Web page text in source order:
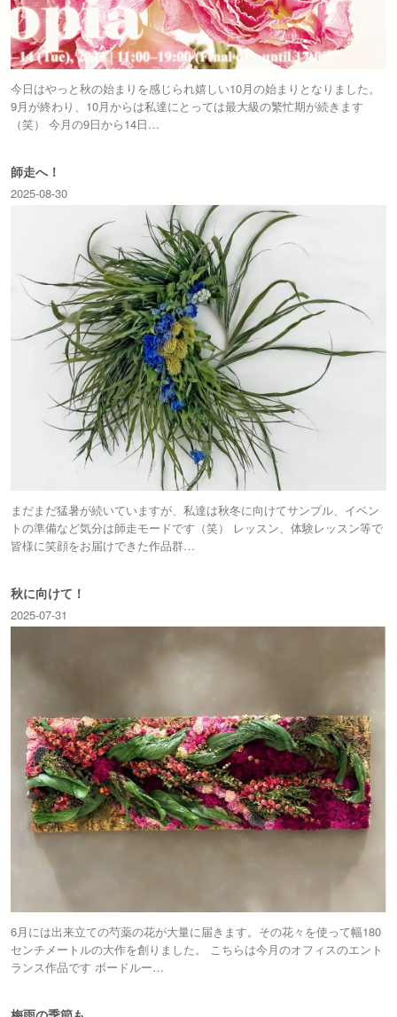
今日はやっと秋の始まりを感じられ嬉しい10月の始まりとなりました。
9月が終わり、10月からは私達にとっては最大級の繁忙期が続きます
（笑） 今月の9日から14日…
師走へ！
2025-08-30
まだまだ猛暑が続いていますが、私達は秋冬に向けてサンプル、イベン
トの準備など気分は師走モードです（笑） レッスン、体験レッスン等で
皆様に笑顔をお届けできた作品群…
秋に向けて！
2025-07-31
6月には出来立ての芍薬の花が大量に届きます。その花々を使って幅180
センチメートルの大作を創りました。 こちらは今月のオフィスのエント
ランス作品です ボードルー…